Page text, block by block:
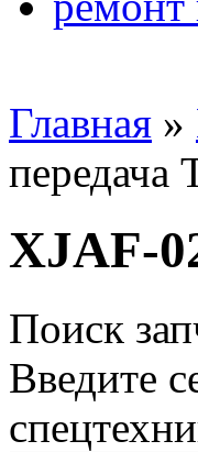
Главная »
XJAF-
Поиск
Введите